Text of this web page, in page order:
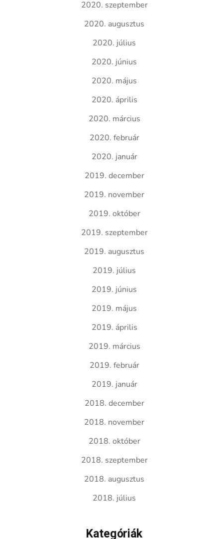
2020. szeptember
2020. augusztus
2020. július
2020. június
2020. május
2020. április
2020. március
2020. február
2020. január
2019. december
2019. november
2019. október
2019. szeptember
2019. augusztus
2019. július
2019. június
2019. május
2019. április
2019. március
2019. február
2019. január
2018. december
2018. november
2018. október
2018. szeptember
2018. augusztus
2018. július
Kategóriák